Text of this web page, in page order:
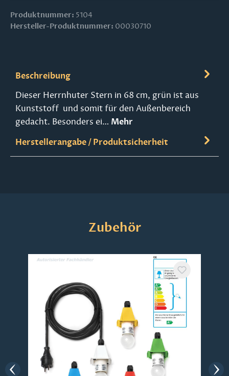
Produktnummer: 5104
Hersteller-Produktnummer: 00030710
Beschreibung
Dieser Herrnhuter Stern in 68 cm, grün ist aus
Kunststoff und somit für den Außenbereich
gedacht. Besonders ei… Mehr
Herstellerangabe / Produktsicherheit
Produktgalerie überspringen
Zubehör